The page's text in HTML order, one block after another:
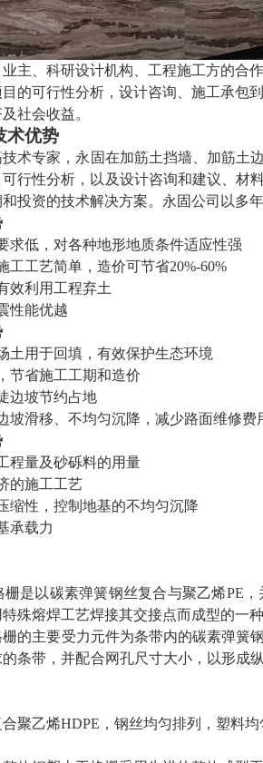
主、科研设计机构、工程施工方的合
的可行性分析，设计咨询、施工承包
社会收益。
术优势
术专家， 永固在加筋土挡墙、 加筋土
可行性分析，以及设计咨询和建议、
和投资的技术解决方案。 永固公司以多
求低，对各种地形地质条件适应性强
工工艺简单，造价可节省20%-60%
效利用工程弃土
性能优越
土用于回填，有效保护生态环境
，节省施工工期和造价
边坡节约占地
坡滑移、不均匀沉降，减少路面维修费
程量及砂砾料的用量
的施工工艺
缩性，控制地基的不均匀沉降
承载力
栅是 以碳素弹簧钢丝复合与聚乙烯PE
殊熔焊工艺焊接其交接点而成型的一种
栅的主要受力元件为条带内的碳素弹簧
的条带，并配合网孔尺寸大小，以形成
聚乙烯HDPE ，钢丝均匀排列，塑料